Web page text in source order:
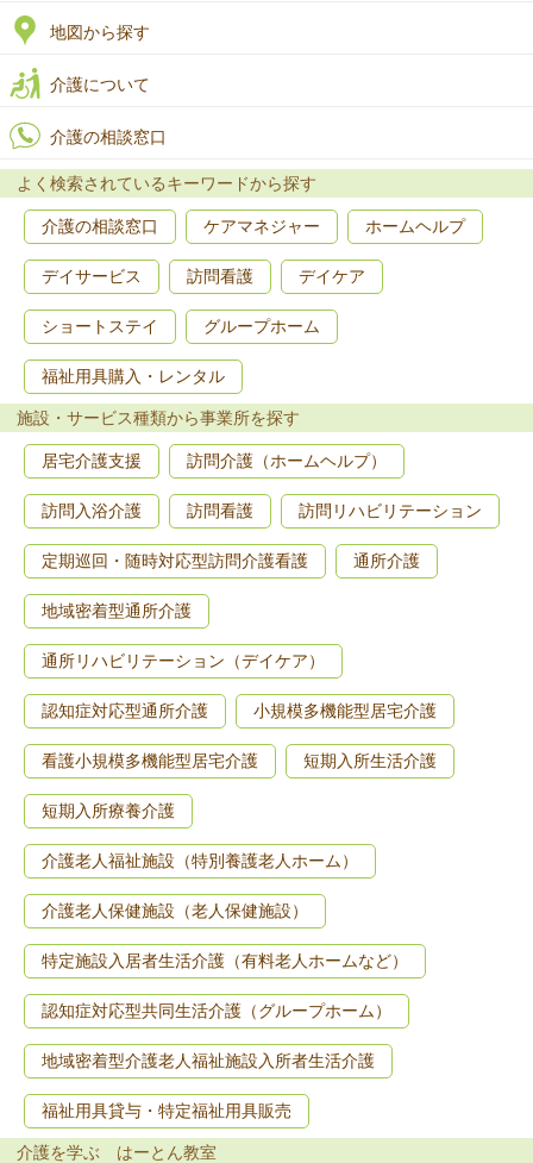
地図から探す
介護について
介護の相談窓口
よく検索されているキーワードから探す
介護の相談窓口 ケアマネジャー ホームヘルプ
デイサービス 訪問看護 デイケア
ショートステイ グループホーム
福祉用具購入・レンタル
施設・サービス種類から事業所を探す
居宅介護支援 訪問介護（ホームヘルプ）
訪問入浴介護 訪問看護 訪問リハビリテーション
定期巡回・随時対応型訪問介護看護 通所介護
地域密着型通所介護
通所リハビリテーション（デイケア）
認知症対応型通所介護 小規模多機能型居宅介護
看護小規模多機能型居宅介護 短期入所生活介護
短期入所療養介護
介護老人福祉施設（特別養護老人ホーム）
介護老人保健施設（老人保健施設）
特定施設入居者生活介護（有料老人ホームなど）
認知症対応型共同生活介護（グループホーム）
地域密着型介護老人福祉施設入所者生活介護
福祉用具貸与・特定福祉用具販売
介護を学ぶ はーとん教室